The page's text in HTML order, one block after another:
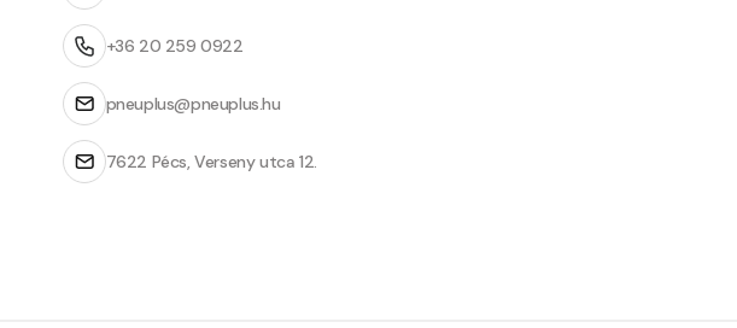
+36 20 259 0922
pneuplus@pneuplus.hu
7622 Pécs, Verseny utca 12.